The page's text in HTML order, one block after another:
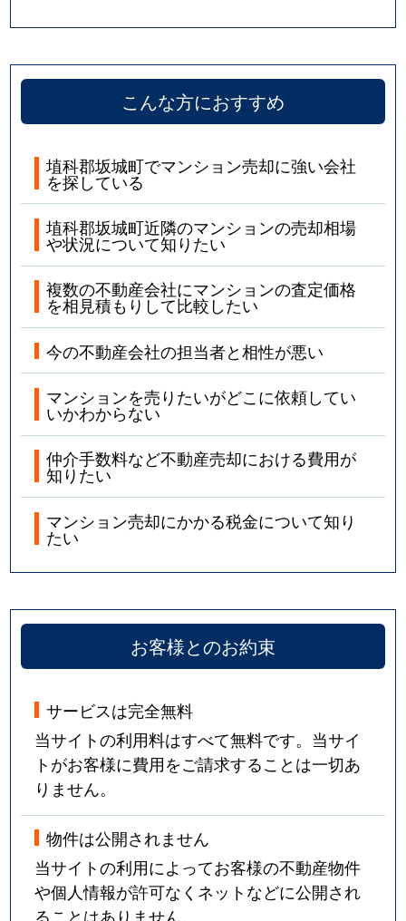
こんな方におすすめ
埴科郡坂城町でマンション売却に強い会社
を探している
埴科郡坂城町近隣のマンションの売却相場
や状況について知りたい
複数の不動産会社にマンションの査定価格
を相見積もりして比較したい
今の不動産会社の担当者と相性が悪い
マンションを売りたいがどこに依頼してい
いかわからない
仲介手数料など不動産売却における費用が
知りたい
マンション売却にかかる税金について知り
たい
お客様とのお約束
サービスは完全無料
当サイトの利用料はすべて無料です。当サイ
トがお客様に費用をご請求することは一切あ
りません。
物件は公開されません
当サイトの利用によってお客様の不動産物件
や個人情報が許可なくネットなどに公開され
ることはありません。